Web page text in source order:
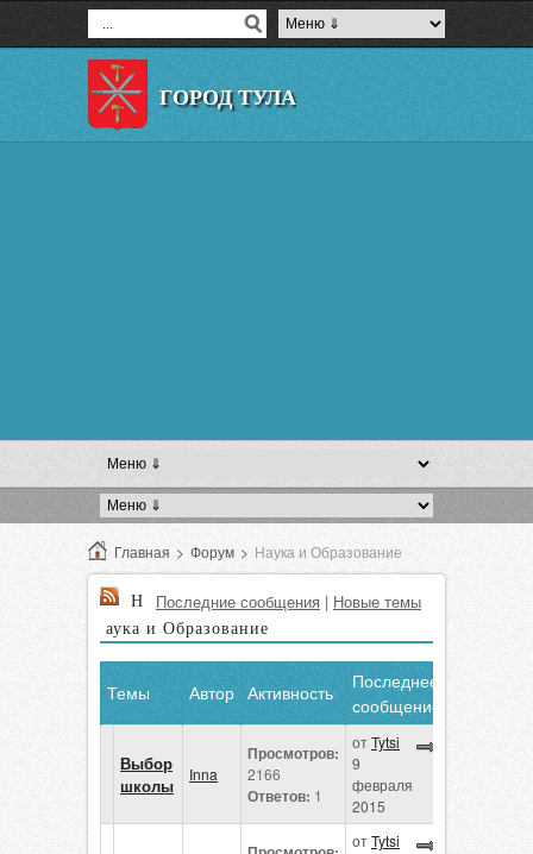
ГОРОД ТУЛА
Главная > Форум > Наука и Образование
Последние сообщения | Новые темы
Н
аука и Образование
Темы Автор Активность
Последнее
сообщение
Выбор
школы
Inna
Просмотров:
2166
Ответов: 1
отTytsi
9
февраля
2015
отTytsi